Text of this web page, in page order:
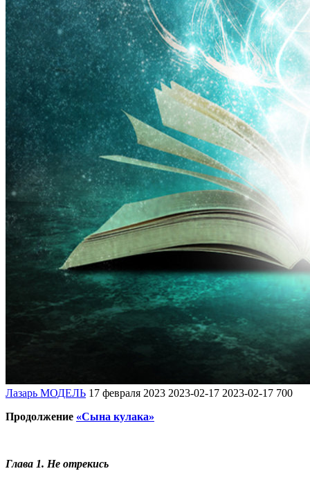
Лазарь МОДЕЛЬ 17 февраля 2023 2023-02-17 2023-02-17 700
Продолжение «Сына кулака»
Глава 1. Не отрекись